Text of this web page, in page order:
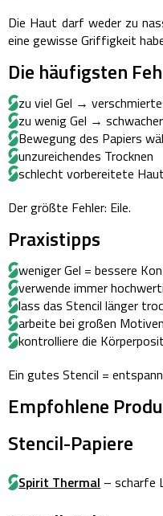
Die Haut darf weder zu
eine gewisse Griffigkeit
Die häufigsten
zu viel Gel →
zu wenig Gel →
Bewegung des Papiers
unzureichendes Trocknen
schlecht vorbereitete Haut
Der größte Fehler: Eile.
Praxistipps
weniger Gel = bessere
verwende immer
lass das Stencil länger
arbeite bei großen
kontrolliere die
Ein gutes Stencil =
Empfohlene
Stencil-Papiere
Spirit Thermal – scharfe